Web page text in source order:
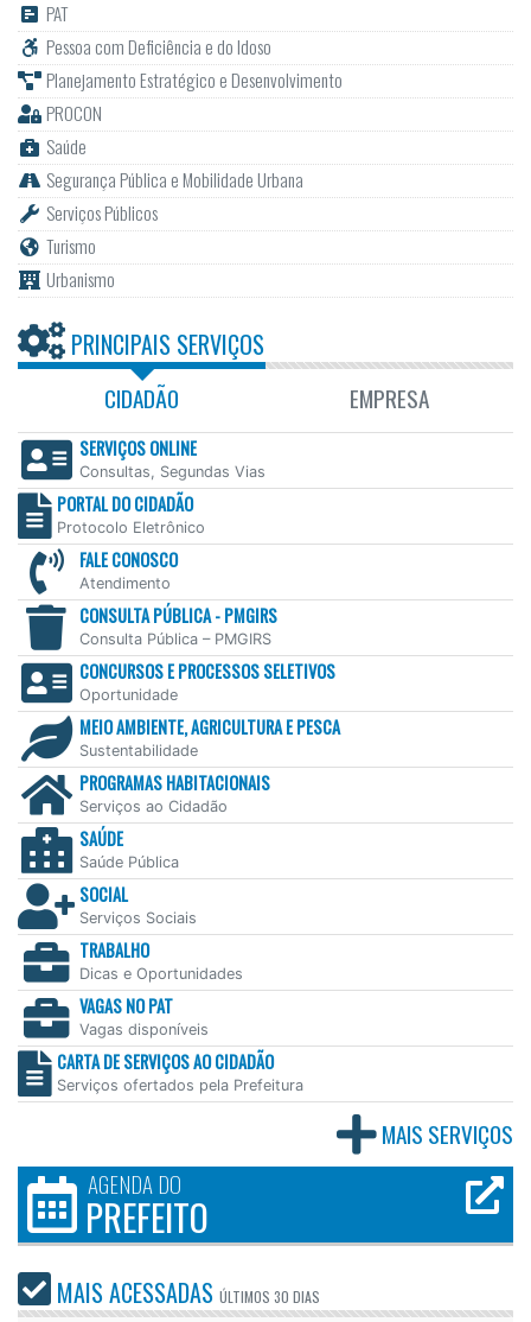
PROCON
Saúde
Segurança Pública e Mobilidade Urbana
Serviços Públicos
Turismo
Urbanismo
PRINCIPAIS SERVIÇOS
CIDADÃO EMPRESA
SERVIÇOS ONLINE
Consultas, Segundas Vias
PORTAL DO CIDADÃO
Protocolo Eletrônico
FALE CONOSCO
Atendimento
CONSULTA PÚBLICA - PMGIRS
Consulta Pública – PMGIRS
CONCURSOS E PROCESSOS SELETIVOS
Oportunidade
MEIO AMBIENTE, AGRICULTURA E PESCA
Sustentabilidade
PROGRAMAS HABITACIONAIS
Serviços ao Cidadão
SAÚDE
Saúde Pública
SOCIAL
Serviços Sociais
TRABALHO
Dicas e Oportunidades
VAGAS NO PAT
Vagas disponíveis
CARTA DE SERVIÇOS AO CIDADÃO
Serviços ofertados pela Prefeitura
MAIS SERVIÇOS
AGENDA DO
MAIS ACESSADAS
Publicado em 13/07/2026 3826
27º festival do camarão começa nesta quinta-feira em
caraguatatuba